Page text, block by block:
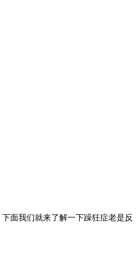
面我们就来了解一下躁狂症老是反